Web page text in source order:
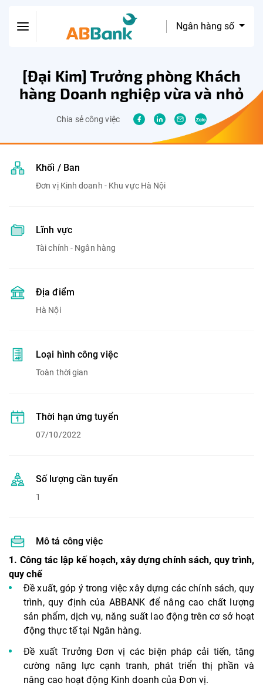
Ngân hàng số
[Đại Kim] Trưởng phòng Khách
hàng Doanh nghiệp vừa và nhỏ
Chia sẻ công việc
Khối / Ban
Đơn vị Kinh doanh - Khu vực Hà Nội
Lĩnh vực
Tài chính - Ngân hàng
Địa điểm
Hà Nội
Loại hình công việc
Toàn thời gian
Thời hạn ứng tuyển
07/10/2022
Số lượng cần tuyển
1
Mô tả công việc
1. Công tác lập kế hoạch, xây dựng chính sách, quy trình,
quy chế
Đề xuất, góp ý trong việc xây dựng các chính sách, quy
trình, quy định của ABBANK để nâng cao chất lượng
sản phẩm, dịch vụ, năng suất lao động trên cơ sở hoạt
động thực tế tại Ngân hàng.
Đề xuất Trưởng Đơn vị các biện pháp cải tiến, tăng
cường năng lực cạnh tranh, phát triển thị phần và
nâng cao hoạt động Kinh doanh của Đơn vị.